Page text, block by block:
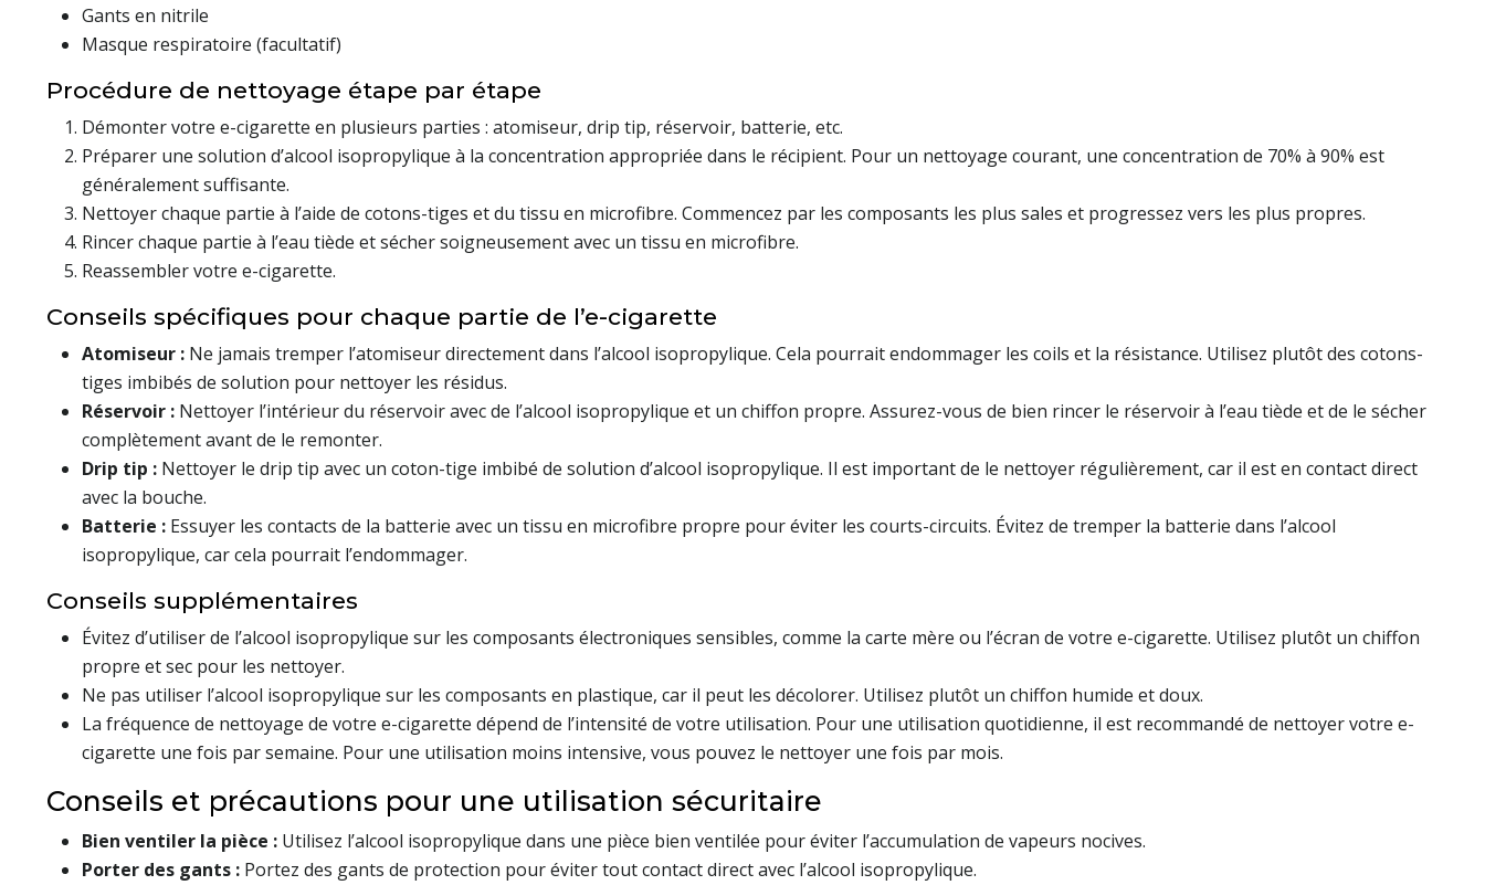
Gants en nitrile
Masque respiratoire (facultatif)
Procédure de nettoyage étape par étape
Démonter votre e-cigarette en plusieurs parties : atomiseur, drip tip, réservoir, batterie, etc.
Préparer une solution d’alcool isopropylique à la concentration appropriée dans le récipient. Pour un nettoyage courant, une concentration de 70% à 90% est
généralement suffisante.
Nettoyer chaque partie à l’aide de cotons-tiges et du tissu en microfibre. Commencez par les composants les plus sales et progressez vers les plus propres.
Rincer chaque partie à l’eau tiède et sécher soigneusement avec un tissu en microfibre.
Reassembler votre e-cigarette.
Conseils spécifiques pour chaque partie de l’e-cigarette
Atomiseur : Ne jamais tremper l’atomiseur directement dans l’alcool isopropylique. Cela pourrait endommager les coils et la résistance. Utilisez plutôt des cotons-
tiges imbibés de solution pour nettoyer les résidus.
Réservoir : Nettoyer l’intérieur du réservoir avec de l’alcool isopropylique et un chiffon propre. Assurez-vous de bien rincer le réservoir à l’eau tiède et de le sécher
complètement avant de le remonter.
Drip tip : Nettoyer le drip tip avec un coton-tige imbibé de solution d’alcool isopropylique. Il est important de le nettoyer régulièrement, car il est en contact direct
avec la bouche.
Batterie : Essuyer les contacts de la batterie avec un tissu en microfibre propre pour éviter les courts-circuits. Évitez de tremper la batterie dans l’alcool
isopropylique, car cela pourrait l’endommager.
Conseils supplémentaires
Évitez d’utiliser de l’alcool isopropylique sur les composants électroniques sensibles, comme la carte mère ou l’écran de votre e-cigarette. Utilisez plutôt un chiffon
propre et sec pour les nettoyer.
Ne pas utiliser l’alcool isopropylique sur les composants en plastique, car il peut les décolorer. Utilisez plutôt un chiffon humide et doux.
La fréquence de nettoyage de votre e-cigarette dépend de l’intensité de votre utilisation. Pour une utilisation quotidienne, il est recommandé de nettoyer votre e-
cigarette une fois par semaine. Pour une utilisation moins intensive, vous pouvez le nettoyer une fois par mois.
Conseils et précautions pour une utilisation sécuritaire
Bien ventiler la pièce : Utilisez l’alcool isopropylique dans une pièce bien ventilée pour éviter l’accumulation de vapeurs nocives.
Porter des gants : Portez des gants de protection pour éviter tout contact direct avec l’alcool isopropylique.